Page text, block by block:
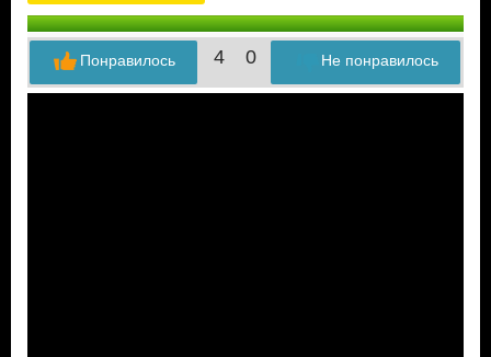
4 0 Не понравилось
Понравилось